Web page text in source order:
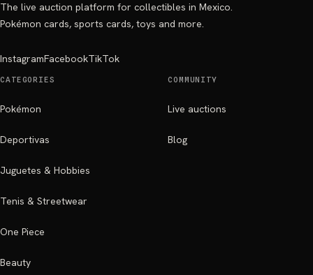
The live auction platform for collectibles in Mexico.
Pokémon cards, sports cards, toys and more.
InstagramFacebookTikTok
CATEGORIES
Pokémon
Deportivas
Juguetes & Hobbies
Tenis & Streetwear
One Piece
Beauty
COMMUNITY
Live auctions
Blog